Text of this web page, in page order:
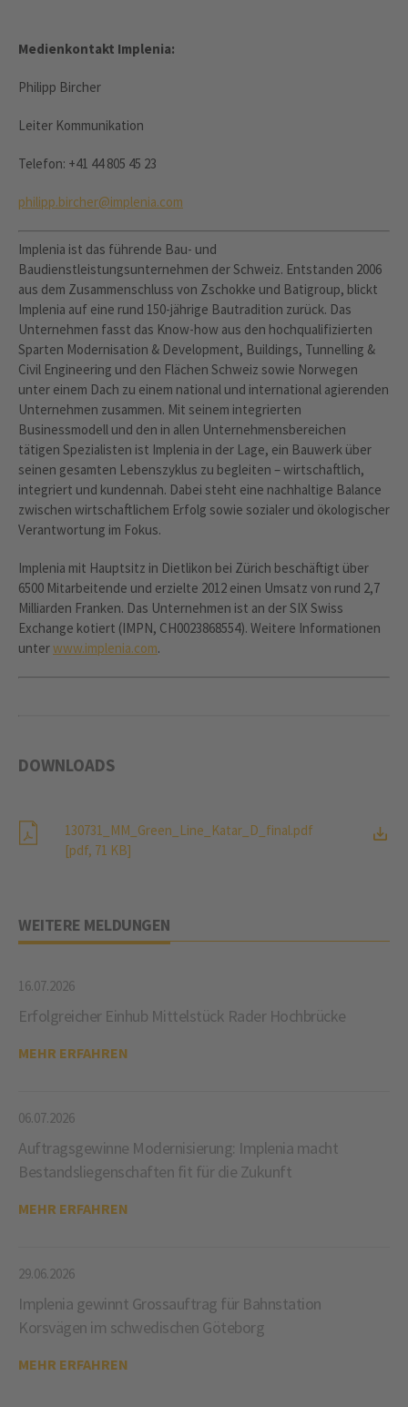
Medienkontakt Implenia:
Philipp Bircher
Leiter Kommunikation
Telefon: +41 44 805 45 23
philipp.bircher@implenia.com
Implenia ist das führende Bau- und
Baudienstleistungsunternehmen der Schweiz. Entstanden 2006
aus dem Zusammenschluss von Zschokke und Batigroup, blickt
Implenia auf eine rund 150-jährige Bautradition zurück. Das
Unternehmen fasst das Know-how aus den hochqualifizierten
Sparten Modernisation & Development, Buildings, Tunnelling &
Civil Engineering und den Flächen Schweiz sowie Norwegen
unter einem Dach zu einem national und international agierenden
Unternehmen zusammen. Mit seinem integrierten
Businessmodell und den in allen Unternehmensbereichen
tätigen Spezialisten ist Implenia in der Lage, ein Bauwerk über
seinen gesamten Lebenszyklus zu begleiten – wirtschaftlich,
integriert und kundennah. Dabei steht eine nachhaltige Balance
zwischen wirtschaftlichem Erfolg sowie sozialer und ökologischer
Verantwortung im Fokus.
Implenia mit Hauptsitz in Dietlikon bei Zürich beschäftigt über
6500 Mitarbeitende und erzielte 2012 einen Umsatz von rund 2,7
Milliarden Franken. Das Unternehmen ist an der SIX Swiss
Exchange kotiert (IMPN, CH0023868554). Weitere Informationen
unterwww.implenia.com.
DOWNLOADS
130731_MM_Green_Line_Katar_D_final.pdf
[pdf, 71 KB]
WEITERE MELDUNGEN
16.07.2026
Erfolgreicher Einhub Mittelstück Rader Hochbrücke
MEHR ERFAHREN
06.07.2026
Auftragsgewinne Modernisierung: Implenia macht
Bestandsliegenschaften fit für die Zukunft
MEHR ERFAHREN
29.06.2026
Implenia gewinnt Grossauftrag für Bahnstation
Korsvägen im schwedischen Göteborg
MEHR ERFAHREN